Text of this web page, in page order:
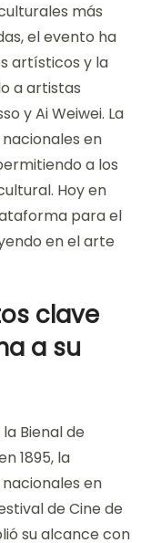
más
el evento ha
artísticos y la
a artistas
y Ai Weiwei. La
en
a los
Hoy en
para el
en el arte
clave
a su
Bienal de
1895, la
en
de Cine de
su alcance con